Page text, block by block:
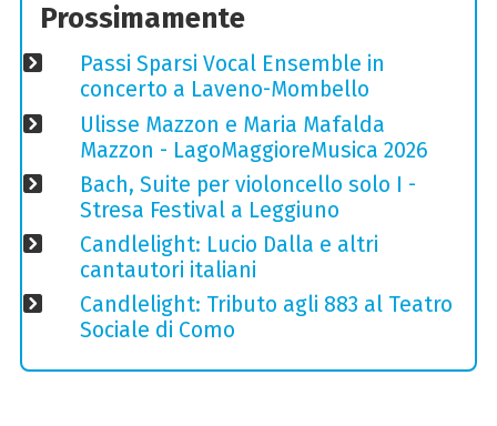
Prossimamente
Passi Sparsi Vocal Ensemble in
concerto a Laveno-Mombello
Ulisse Mazzon e Maria Mafalda
Mazzon - LagoMaggioreMusica 2026
Bach, Suite per violoncello solo I -
Stresa Festival a Leggiuno
Candlelight: Lucio Dalla e altri
cantautori italiani
Candlelight: Tributo agli 883 al Teatro
Sociale di Como